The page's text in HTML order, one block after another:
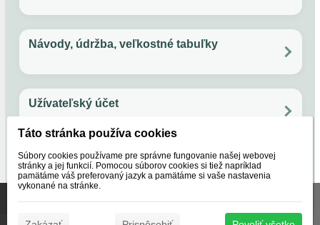
AĎ
Andrea, Gbely
Fero, Bratislava
rychlo.
Všetko o nákupe
Ochrana súkromia
Návody, údržba, veľkostné tabuľky
Údržba ovčej vlny
Ako používať guličky do sušičky na bielizeň
Užívateľský účet
Objednávky
Nastavenie účtu
Reklamácie
O nás
Naše značky
poskytovať služby. Používaním našich služieb vyjadrujete
✖
Táto stránka používa cookies
Súbory cookies používame pre správne fungovanie našej webovej
stránky a jej funkcií. Pomocou súborov cookies si tiež napríklad
pamätáme váš preferovaný jazyk a pamätáme si vaše nastavenia
vykonané na stránke.